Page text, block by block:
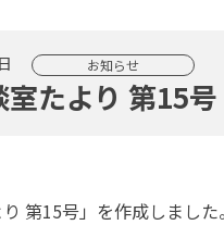
たより 第15号
お知らせ
り 第15号」を作成しました